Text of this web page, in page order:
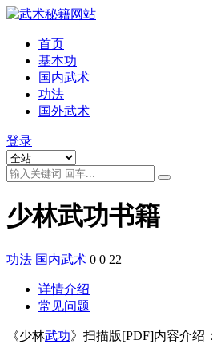
首页
基本功
国内武术
功法
国外武术
登录
少林武功书籍
功法 国内武术 0 0 22
详情介绍
常见问题
《少林武功》扫描版[PDF]内容介绍：